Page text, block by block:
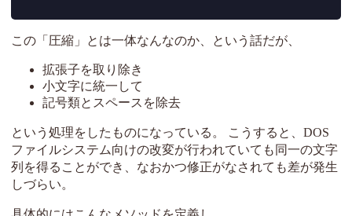
この「圧縮」とは一体なんなのか、という話だが、
拡張子を取り除き
小文字に統一して
記号類とスペースを除去
という処理をしたものになっている。 こうすると、DOS
ファイルシステム向けの改変が行われていても同一の文字
列を得ることができ、なおかつ修正がなされても差が発生
しづらい。